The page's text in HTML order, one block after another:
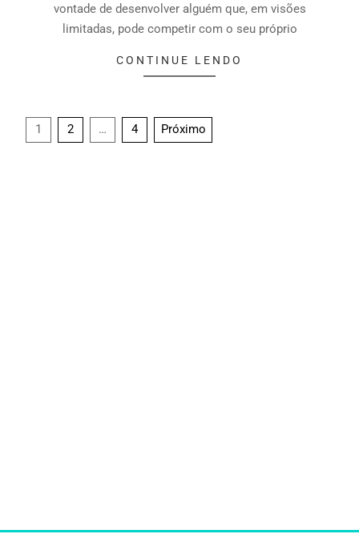
vontade de desenvolver alguém que, em visões
limitadas, pode competir com o seu próprio
CONTINUE LENDO
1 2 … 4 Próximo